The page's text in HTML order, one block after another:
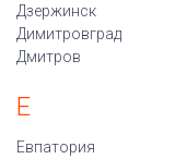
Дзержинск
Димитровград
Дмитров
Е
Евпатория